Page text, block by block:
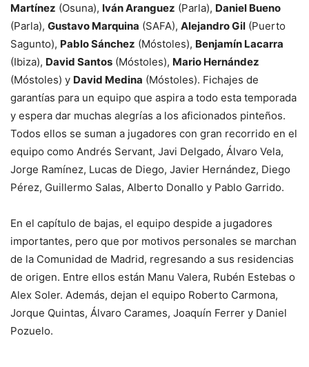
Martínez (Osuna), Iván Aranguez (Parla), Daniel Bueno
(Parla), Gustavo Marquina (SAFA), Alejandro Gil (Puerto
Sagunto), Pablo Sánchez (Móstoles), Benjamín Lacarra
(Ibiza), David Santos (Móstoles), Mario Hernández
(Móstoles) y David Medina (Móstoles). Fichajes de
garantías para un equipo que aspira a todo esta temporada
y espera dar muchas alegrías a los aficionados pinteños.
Todos ellos se suman a jugadores con gran recorrido en el
equipo como Andrés Servant, Javi Delgado, Álvaro Vela,
Jorge Ramínez, Lucas de Diego, Javier Hernández, Diego
Pérez, Guillermo Salas, Alberto Donallo y Pablo Garrido.
En el capítulo de bajas, el equipo despide a jugadores
importantes, pero que por motivos personales se marchan
de la Comunidad de Madrid, regresando a sus residencias
de origen. Entre ellos están Manu Valera, Rubén Estebas o
Alex Soler. Además, dejan el equipo Roberto Carmona,
Jorque Quintas, Álvaro Carames, Joaquín Ferrer y Daniel
Pozuelo.